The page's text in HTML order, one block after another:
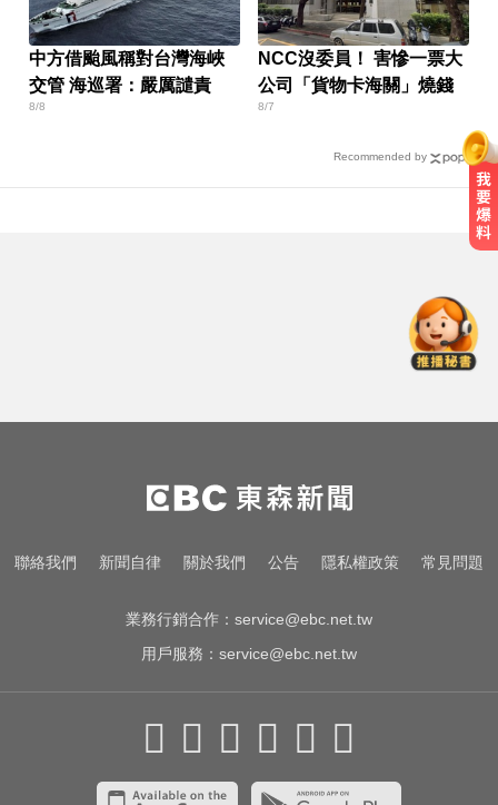
中方借颱風稱對台灣海峽
交管 海巡署：嚴厲譴責
8/8
NCC沒委員！ 害慘一票大
公司「貨物卡海關」燒錢
8/7
Recommended by
美性能房車
滴管餵毒性侵致死！台中宮廟總幹
事摧殘傳播妹 下場出爐
白海豚撲日災情不斷！4.5萬民眾避
聯絡我們 新聞自律 關於我們 公告 隱私權政策 常見問題
業務行銷合作： service@ebc.net.tw
用戶服務： service@ebc.net.tw